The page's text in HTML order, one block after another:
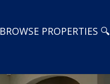
BROWSE PROPERTIES 🔍